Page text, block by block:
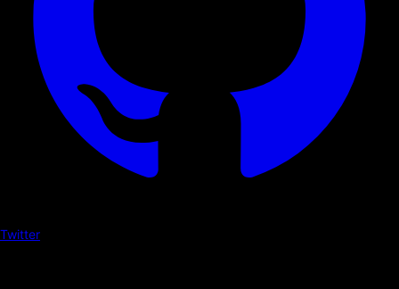
Twitter